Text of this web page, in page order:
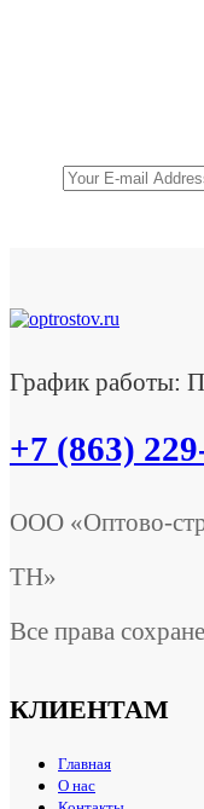
График работы:
+7 (863)
ООО «Оптово-
ТН»
Все права
КЛИЕНТАМ
Главная
О нас